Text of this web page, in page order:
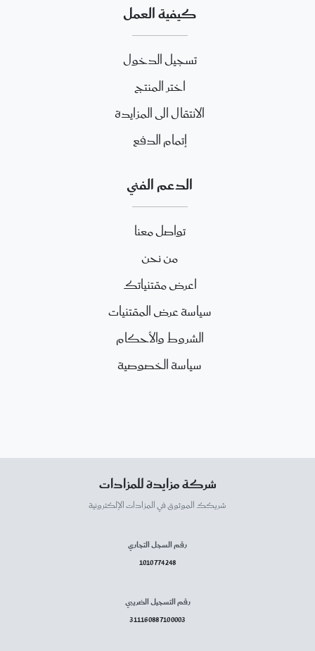
كيفية العمل
تسجيل الدخول
اختر المنتج
الانتقال الى المزايدة
إتمام الدفع
الدعم الفني
تواصل معنا
من نحن
اعرض مقتنياتك
سياسة عرض المقتنيات
الشروط والأحكام
سياسة الخصوصية
شركة مزايدة للمزادات
شريكك الموثوق في المزادات الإلكترونية
رقم السجل التجاري
1010774248
رقم التسجيل الضريبي
311160887100003